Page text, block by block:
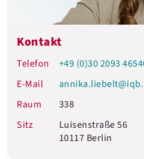
Kontakt
Telefon
+49 (0)30 2093
E-Mail
Raum
338
Sitz
Luisenstraße 56
10117 Berlin